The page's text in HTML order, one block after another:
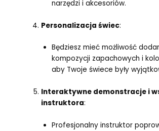
narzędzi i akcesoriów.
Personalizacja świec:
Będziesz mieć możliwość
kompozycji zapachowych i
aby Twoje świece były
Interaktywne demonstracje i
instruktora:
Profesjonalny instruktor